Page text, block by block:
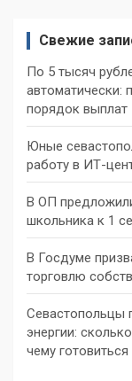
Свежие
По 5 тысяч
автоматически:
порядок выплат
Юные
работу в ИТ-
В ОП
школьника к 1
В Госдуме
торговлю
Севастопольцы
энергии:
чему